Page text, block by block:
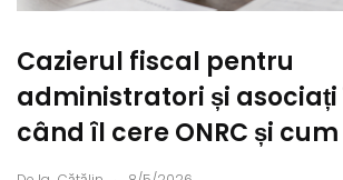
Cazierul fiscal pentru
administratori și asociați
când îl cere ONRC și
.